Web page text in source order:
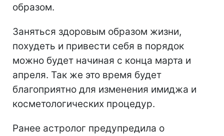
образом.
Заняться здоровым образом жизни,
похудеть и привести себя в порядок
можно будет начиная с конца марта и
апреля. Так же это время будет
благоприятно для изменения имиджа и
косметологических процедур.
Ранее астролог предупредила о